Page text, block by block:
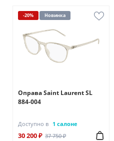
-20% Новинка
Оправа Saint Laurent SL
884-004
Доступно в 1 салоне
30 200 ₽ 37 750 ₽